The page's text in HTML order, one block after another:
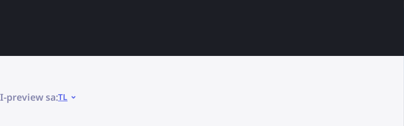
I-preview sa:TL